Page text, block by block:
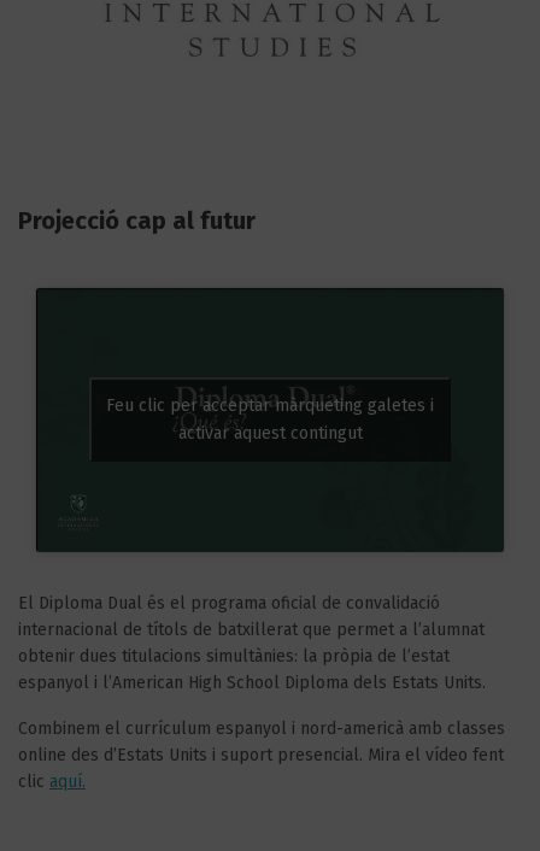
Projecció cap al futur
Feu clic per acceptar màrqueting galetes i
activar aquest contingut
El Diploma Dual és el programa oficial de convalidació
internacional de títols de batxillerat que permet a l’alumnat
obtenir dues titulacions simultànies: la pròpia de l’estat
espanyol i l’American High School Diploma dels Estats Units.
Combinem el currículum espanyol i nord-americà amb classes
online des d’Estats Units i suport presencial. Mira el vídeo fent
clic aquí.